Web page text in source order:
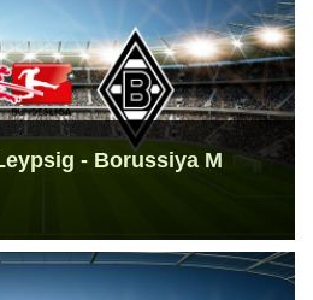
- Borussiya M